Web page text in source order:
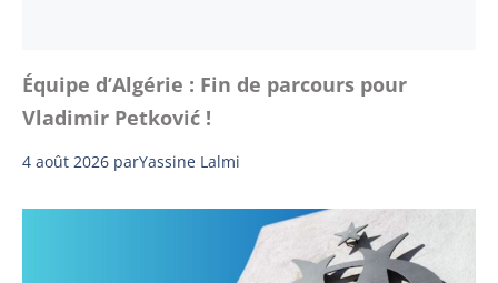
Équipe d’Algérie : Fin de parcours pour
Vladimir Petković !
4 août 2026 parYassine Lalmi